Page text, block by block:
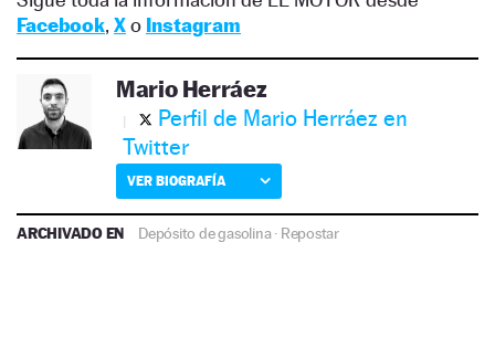
Facebook, Xo Instagram
Mario Herráez
Perfil de Mario Herráez en
Twitter
VER BIOGRAFÍA
ARCHIVADO EN Depósito de gasolina· Repostar